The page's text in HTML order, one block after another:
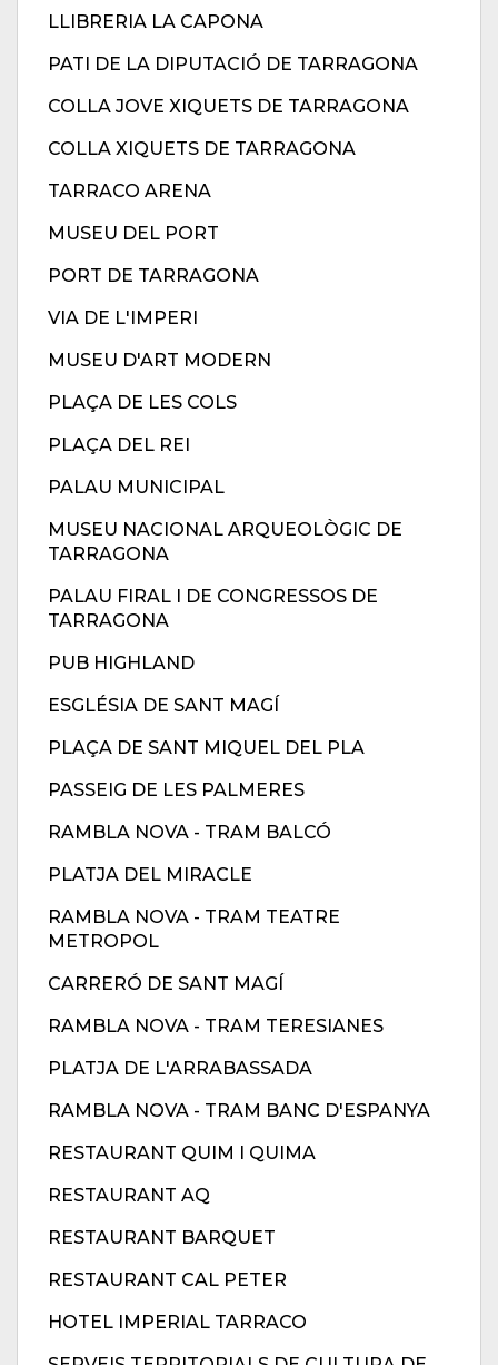
LLIBRERIA LA CAPONA
PATI DE LA DIPUTACIÓ DE TARRAGONA
COLLA JOVE XIQUETS DE TARRAGONA
COLLA XIQUETS DE TARRAGONA
TARRACO ARENA
MUSEU DEL PORT
PORT DE TARRAGONA
VIA DE L'IMPERI
MUSEU D'ART MODERN
PLAÇA DE LES COLS
PLAÇA DEL REI
PALAU MUNICIPAL
MUSEU NACIONAL ARQUEOLÒGIC DE
TARRAGONA
PALAU FIRAL I DE CONGRESSOS DE
TARRAGONA
PUB HIGHLAND
ESGLÉSIA DE SANT MAGÍ
PLAÇA DE SANT MIQUEL DEL PLA
PASSEIG DE LES PALMERES
RAMBLA NOVA - TRAM BALCÓ
PLATJA DEL MIRACLE
RAMBLA NOVA - TRAM TEATRE
METROPOL
CARRERÓ DE SANT MAGÍ
RAMBLA NOVA - TRAM TERESIANES
PLATJA DE L'ARRABASSADA
RAMBLA NOVA - TRAM BANC D'ESPANYA
RESTAURANT QUIM I QUIMA
RESTAURANT AQ
RESTAURANT BARQUET
RESTAURANT CAL PETER
HOTEL IMPERIAL TARRACO